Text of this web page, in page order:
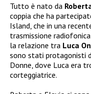
Tutto è nato da
coppia che ha
Island, che in una
trasmissione radiofonica
la relazione tra Luca
sono stati protagonisti
Donne, dove Luca era
corteggiatrice.